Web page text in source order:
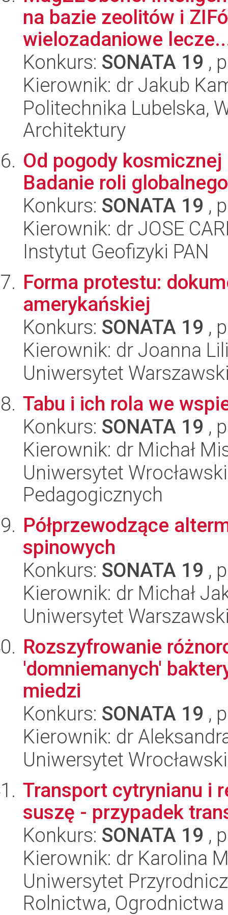
na bazie zeolitów i
wielozadaniowe
Konkurs: SONATA 19 ,
Kierownik: dr Jakub
Politechnika Lubelska,
Architektury
Od pogody
Badanie roli
Konkurs: SONATA 19 ,
Kierownik: dr JOSE
Instytut Geofizyki PAN
Forma protestu:
amerykańskiej
Konkurs: SONATA 19 ,
Kierownik: dr Joanna
Uniwersytet
Tabu i ich rola we
Konkurs: SONATA 19 ,
Kierownik: dr Michał
Uniwersytet
Pedagogicznych
Półprzewodzące
spinowych
Konkurs: SONATA 19 ,
Kierownik: dr Michał
Uniwersytet
Rozszyfrowanie
'domniemanych'
miedzi
Konkurs: SONATA 19 ,
Kierownik: dr
Uniwersytet
Transport cytrynianu i
suszę - przypadek
Konkurs: SONATA 19 ,
Kierownik: dr Karolina
Uniwersytet
Rolnictwa,